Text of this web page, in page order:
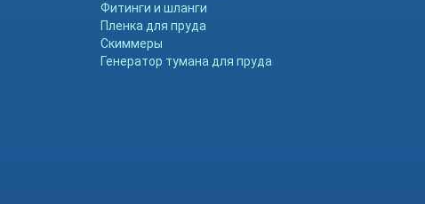
Фитинги и шланги
Пленка для пруда
Скиммеры
Генератор тумана для пруда